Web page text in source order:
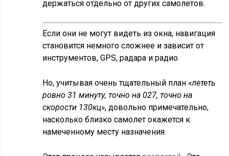
держаться отдельно от других самолетов.
Если они не могут видеть из окна, навигация
становится немного сложнее и зависит от
инструментов, GPS, радара и радио.
Но, учитывая очень тщательный план«лететь
ровно 31 минуту, точно на 027, точно на
скорости 130кц», довольно примечательно,
насколько близко самолет окажется к
намеченному месту назначения.